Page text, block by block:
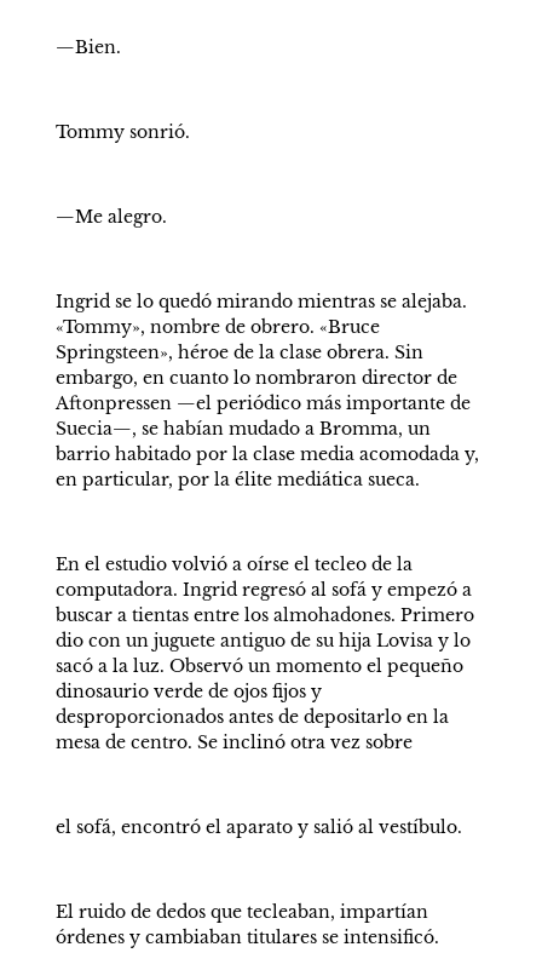
—Bien.
Tommy sonrió.
—Me alegro.
Ingrid se lo quedó mirando mientras se alejaba.
«Tommy», nombre de obrero. «Bruce
Springsteen», héroe de la clase obrera. Sin
embargo, en cuanto lo nombraron director de
Aftonpressen —el periódico más importante de
Suecia—, se habían mudado a Bromma, un
barrio habitado por la clase media acomodada y,
en particular, por la élite mediática sueca.
En el estudio volvió a oírse el tecleo de la
computadora. Ingrid regresó al sofá y empezó a
buscar a tientas entre los almohadones. Primero
dio con un juguete antiguo de su hija Lovisa y lo
sacó a la luz. Observó un momento el pequeño
dinosaurio verde de ojos fijos y
desproporcionados antes de depositarlo en la
mesa de centro. Se inclinó otra vez sobre
el sofá, encontró el aparato y salió al vestíbulo.
El ruido de dedos que tecleaban, impartían
órdenes y cambiaban titulares se intensificó.